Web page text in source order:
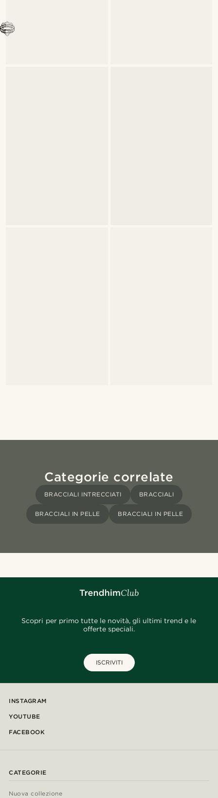
Categorie correlate
BRACCIALI INTRECCIATI BRACCIALI
BRACCIALI IN PELLE BRACCIALI IN PELLE
Scopri per primo tutte le novità, gli ultimi trend e le
offerte speciali.
ISCRIVITI
INSTAGRAM
YOUTUBE
FACEBOOK
CATEGORIE
Nuova collezione